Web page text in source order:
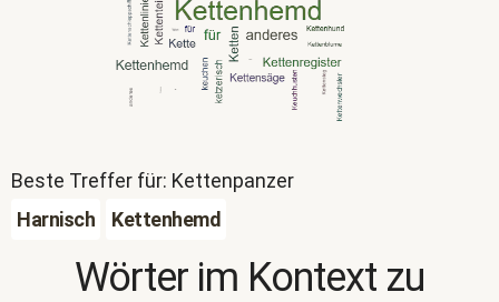
Beste Treffer für: Kettenpanzer
Harnisch
Kettenhemd
Wörter im Kontext zu